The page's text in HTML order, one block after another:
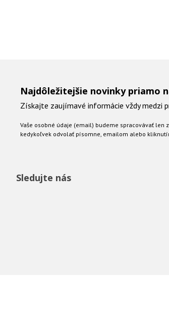
Najdôležitejšie novinky priamo
Získajte zaujímavé informácie vždy medzi
Vaše osobné údaje (email) budeme spracovávať
kedykoľvek odvolať písomne, emailom alebo
Sledujte nás